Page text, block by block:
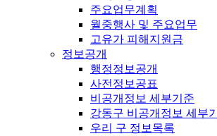
주요업무계획
월중행사 및 주요업무
고유가 피해지원금
정보공개
행정정보공개
사전정보공표
비공개정보 세부기준
강동구 비공개정보 세부
우리 구 정보목록